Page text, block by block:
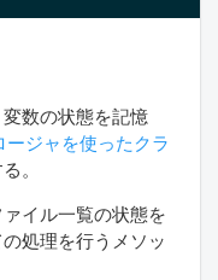
数の状態を記憶
ージャを使ったクラ
。
イル一覧の状態を
処理を行うメソッ